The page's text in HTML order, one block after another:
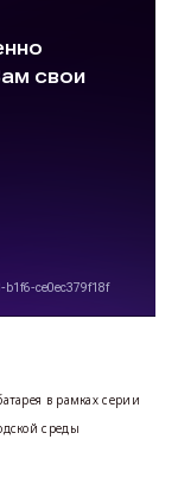
в рамках серии
среды